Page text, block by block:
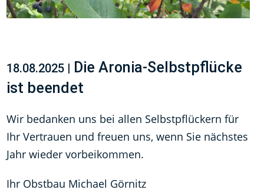
18.08.2025 | Die Aronia-Selbstpflücke
ist beendet
Wir bedanken uns bei allen Selbstpflückern für
Ihr Vertrauen und freuen uns, wenn Sie nächstes
Jahr wieder vorbeikommen.
Ihr Obstbau Michael Görnitz